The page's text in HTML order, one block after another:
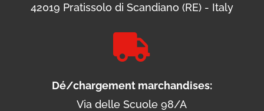
42019 Pratissolo di Scandiano (RE) - Italy

Dé/chargement marchandises:
Via delle Scuole 98/A